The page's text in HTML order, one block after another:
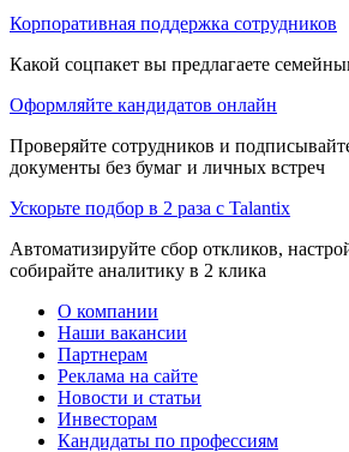
Корпоративная поддержка сотрудников
Какой соцпакет вы предлагаете
Оформляйте кандидатов онлайн
Проверяйте сотрудников и
документы без бумаг и личных встреч
Ускорьте подбор в 2 раза с Talantix
Автоматизируйте сбор откликов,
собирайте аналитику в 2 клика
О компании
Наши вакансии
Партнерам
Реклама на сайте
Новости и статьи
Инвесторам
Кандидаты по профессиям